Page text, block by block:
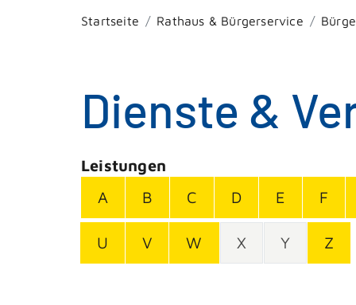
Startseite Rathaus & Bürgerservice
Dienste &
Leistungen
A
B C D E F
U V W X Y Z